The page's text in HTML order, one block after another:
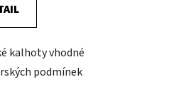
kalhoty vhodné
podmínek